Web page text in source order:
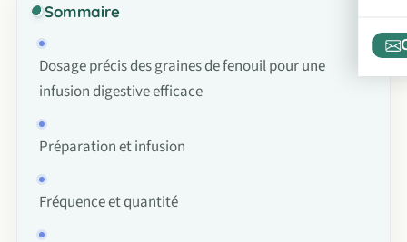
Sommaire
Dosage précis des graines de fenouil pour une
infusion digestive efficace
Préparation et infusion
Fréquence et quantité